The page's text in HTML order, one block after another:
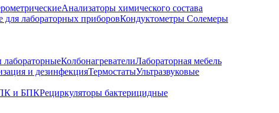
Анализаторы химического состава
лабораторных приборовКондуктометры Солемеры
КолбонагревателиЛабораторная мебель
и дезинфекцияТермостатыУльтразвуковые
и БПКРециркуляторы бактерицидные